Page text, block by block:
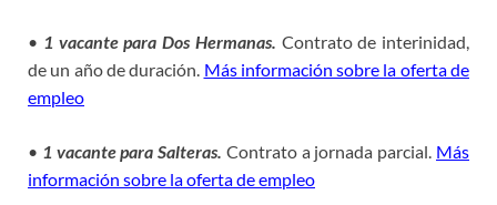
• 1 vacante para Dos Hermanas. Contrato de interinidad,
de un año de duración. Más información sobre la oferta de
empleo
• 1 vacante para Salteras. Contrato a jornada parcial. Más
información sobre la oferta de empleo